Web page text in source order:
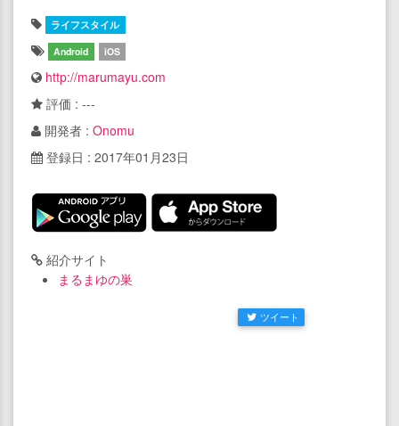
ライフスタイル
Android
iOS
http://marumayu.com
評価 : ---
開発者 : Onomu
登録日 : 2017年01月23日
紹介サイト
まるまゆの巣
ツイート